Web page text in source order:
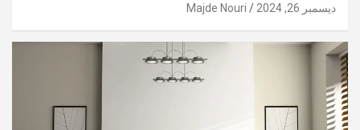
ديسمبر 26, 2024 Majde Nouri